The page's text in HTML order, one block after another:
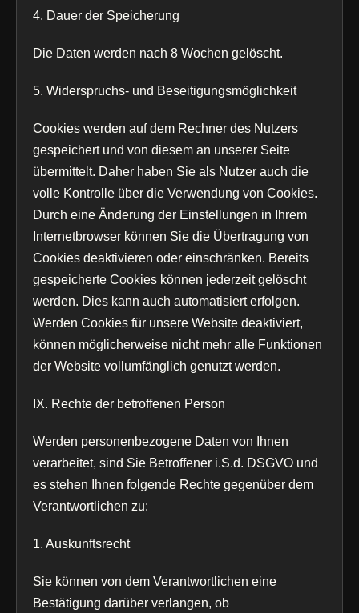
4. Dauer der Speicherung
Die Daten werden nach 8 Wochen gelöscht.
5. Widerspruchs- und Beseitigungsmöglichkeit
Cookies werden auf dem Rechner des Nutzers
gespeichert und von diesem an unserer Seite
übermittelt. Daher haben Sie als Nutzer auch die
volle Kontrolle über die Verwendung von Cookies.
Durch eine Änderung der Einstellungen in Ihrem
Internetbrowser können Sie die Übertragung von
Cookies deaktivieren oder einschränken. Bereits
gespeicherte Cookies können jederzeit gelöscht
werden. Dies kann auch automatisiert erfolgen.
Werden Cookies für unsere Website deaktiviert,
können möglicherweise nicht mehr alle Funktionen
der Website vollumfänglich genutzt werden.
IX. Rechte der betroffenen Person
Werden personenbezogene Daten von Ihnen
verarbeitet, sind Sie Betroffener i.S.d. DSGVO und
es stehen Ihnen folgende Rechte gegenüber dem
Verantwortlichen zu:
1. Auskunftsrecht
Sie können von dem Verantwortlichen eine
Bestätigung darüber verlangen, ob